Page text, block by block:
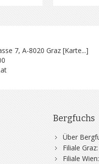
7, A-8020 Graz [Karte...]
Bergfuchs
Über
Filiale
Filiale